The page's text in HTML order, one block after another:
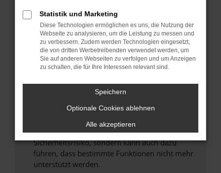
können das Laden bestimmter Seiten
verhindern. Funktioniert die Seite in einem
anderen Browser oder in einem privaten
Fenster?
Starte dein Gerät neu.
Probleme zu beheben.
Betriebssystem auf dem neuesten Stand
Veraltete Software birgt nicht nur ein
Sicherheitsrisiko, sondern kann auch dazu
führen, dass bestimmte Funktionen nicht mehr
unterstützt werden.
Statistik und Marketing
Diese Technologien ermöglichen es uns, die Nutzung der
Webseite zu analysieren, um die Leistung zu messen und
zu verbessern. Zudem werden Technologien eingesetzt,
die von dritten Werbetreibenden verwendet werden, um
Sie auf anderen Webseiten zu verfolgen und um Anzeigen
zu schalten, die für Ihre Interessen relevant sind.
Speichern
Optionale Cookies ablehnen
Alle akzeptieren